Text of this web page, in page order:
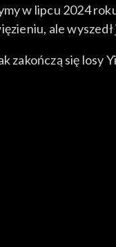
w lipcu 2024
ale
się losy